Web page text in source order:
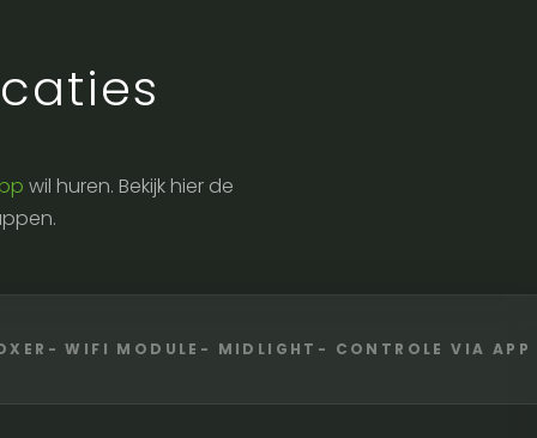
wil huren. Bekijk hier de
WIFI MODULE- MIDLIGHT- CONTROLE VIA APP